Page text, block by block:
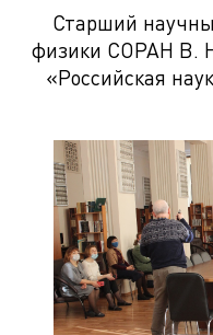
Старший
физики СОРАН В.
«Российская